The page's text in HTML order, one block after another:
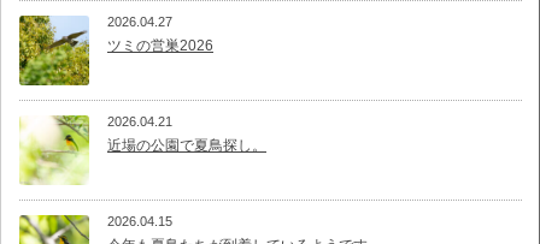
2026.04.27
ツミの営巣2026
2026.04.21
近場の公園で夏鳥探し。
2026.04.15